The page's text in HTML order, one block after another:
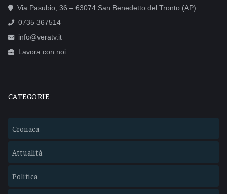
Via Pasubio, 36 – 63074 San Benedetto del Tronto (AP)
0735 367514
info@veratv.it
Lavora con noi
CATEGORIE
Cronaca
Attualità
Politica